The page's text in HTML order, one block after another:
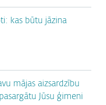
kas būtu jāzina
mājas aizsardzību
Jūsu ģimeni